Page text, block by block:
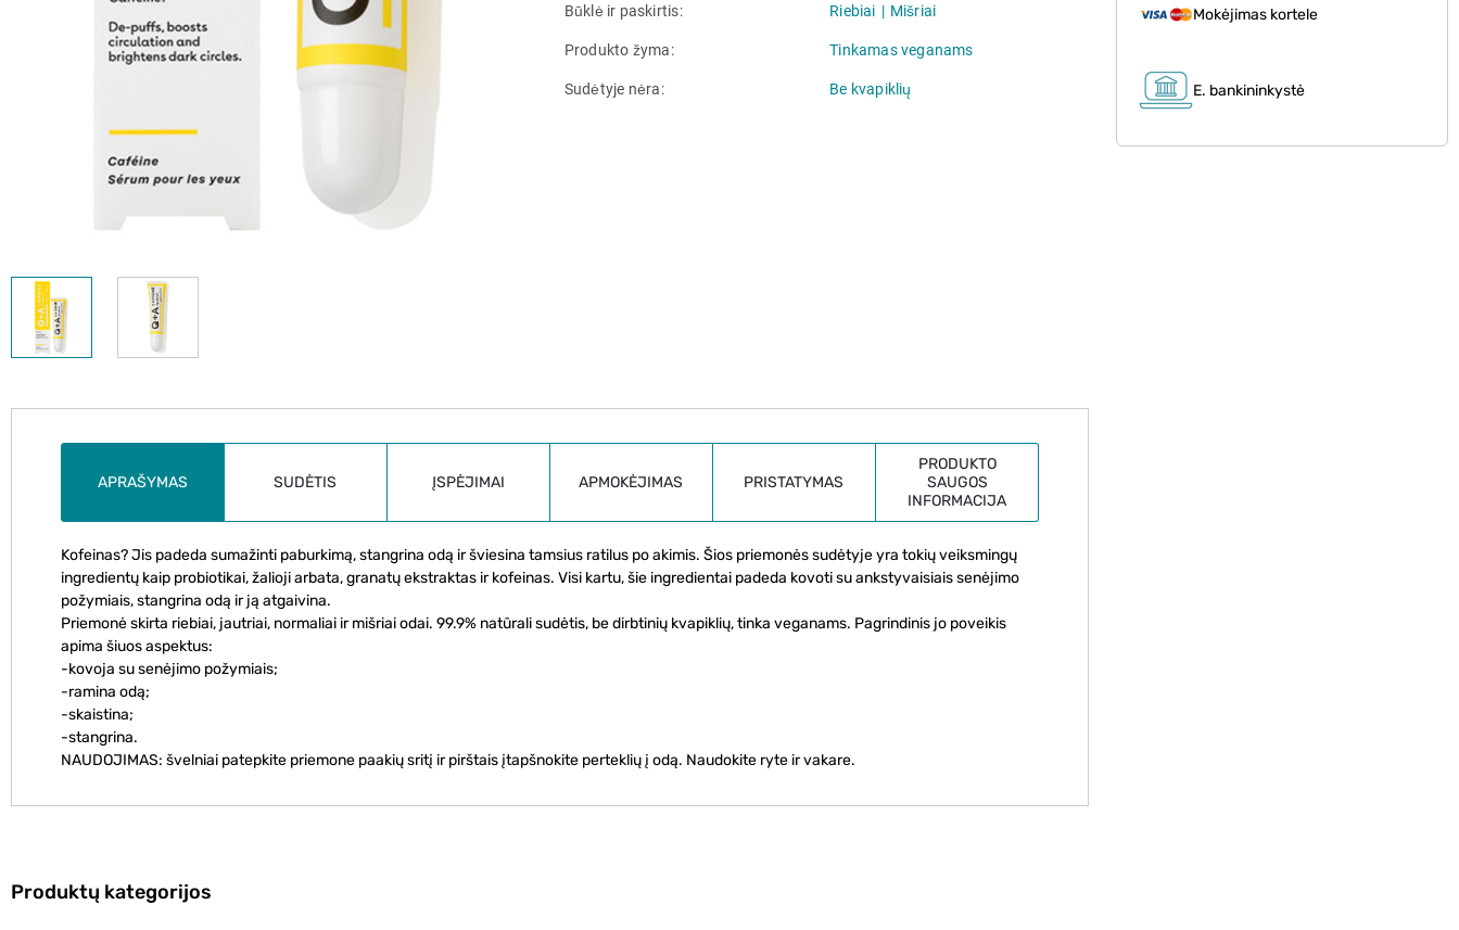
Būklė ir paskirtis Riebiai Mišriai
Produkto žyma Tinkamas veganams
Sudėtyje nėra Be kvapiklių
Mokėjimas kortele
E. bankininkystė
APRAŠYMAS SUDĖTIS ĮSPĖJIMAI APMOKĖJIMAS PRISTATYMAS
PRODUKTO
SAUGOS
INFORMACIJA
Kofeinas? Jis padeda sumažinti paburkimą, stangrina odą ir šviesina tamsius ratilus po akimis. Šios priemonės sudėtyje yra tokių veiksmingų
ingredientų kaip probiotikai, žalioji arbata, granatų ekstraktas ir kofeinas. Visi kartu, šie ingredientai padeda kovoti su ankstyvaisiais senėjimo
požymiais, stangrina odą ir ją atgaivina.
Priemonė skirta riebiai, jautriai, normaliai ir mišriai odai. 99.9% natūrali sudėtis, be dirbtinių kvapiklių, tinka veganams. Pagrindinis jo poveikis
apima šiuos aspektus:
-kovoja su senėjimo požymiais;
-ramina odą;
-skaistina;
-stangrina.
NAUDOJIMAS: švelniai patepkite priemone paakių sritį ir pirštais įtapšnokite perteklių į odą. Naudokite ryte ir vakare.
Produktų kategorijos